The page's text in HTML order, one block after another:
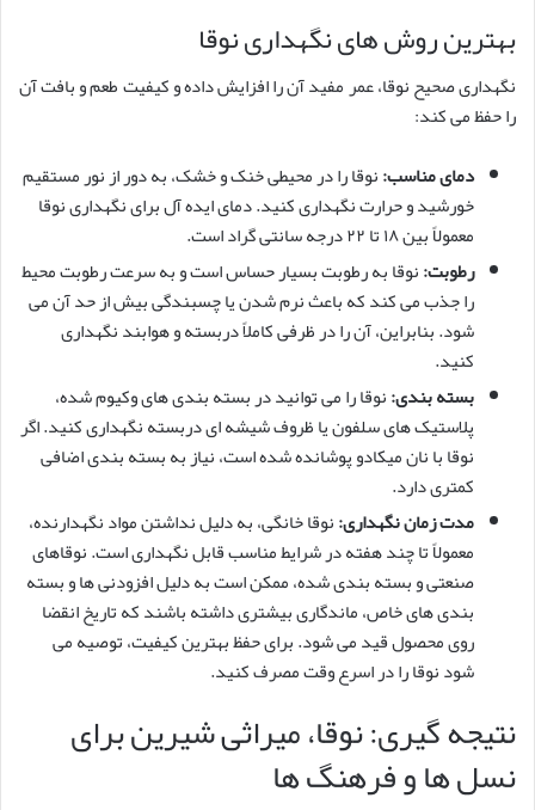
بهترین روش های نگهداری نوقا
نگهداری صحیح نوقا، عمر مفید آن را افزایش داده و کیفیت طعم و بافت آن
را حفظ می کند:
دمای مناسب:نوقا را در محیطی خنک و خشک، به دور از نور مستقیم
خورشید و حرارت نگهداری کنید. دمای ایده آل برای نگهداری نوقا
معمولاً بین ۱۸ تا ۲۲ درجه سانتی گراد است.
رطوبت:نوقا به رطوبت بسیار حساس است و به سرعت رطوبت محیط
را جذب می کند که باعث نرم شدن یا چسبندگی بیش از حد آن می
شود. بنابراین، آن را در ظرفی کاملاً دربسته و هوابند نگهداری
کنید.
بسته بندی:نوقا را می توانید در بسته بندی های وکیوم شده،
پلاستیک های سلفون یا ظروف شیشه ای دربسته نگهداری کنید. اگر
نوقا با نان میکادو پوشانده شده است، نیاز به بسته بندی اضافی
کمتری دارد.
مدت زمان نگهداری:نوقا خانگی، به دلیل نداشتن مواد نگهدارنده،
معمولاً تا چند هفته در شرایط مناسب قابل نگهداری است. نوقاهای
صنعتی و بسته بندی شده، ممکن است به دلیل افزودنی ها و بسته
بندی های خاص، ماندگاری بیشتری داشته باشند که تاریخ انقضا
روی محصول قید می شود. برای حفظ بهترین کیفیت، توصیه می
شود نوقا را در اسرع وقت مصرف کنید.
نتیجه گیری: نوقا، میراثی شیرین برای
نسل ها و فرهنگ ها